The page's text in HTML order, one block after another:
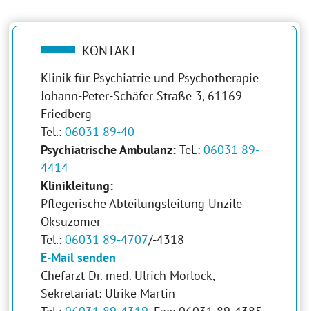
KONTAKT
Klinik für Psychiatrie und Psychotherapie
Johann-Peter-Schäfer Straße 3, 61169
Friedberg
Tel.:06031 89-40
Psychiatrische Ambulanz:Tel.:06031 89-
4414
Klinikleitung:
Pflegerische Abteilungsleitung Ünzile
Öksüzömer
Tel.:06031 89-4707/-4318
E-Mail senden
Chefarzt Dr. med. Ulrich Morlock,
Sekretariat: Ulrike Martin